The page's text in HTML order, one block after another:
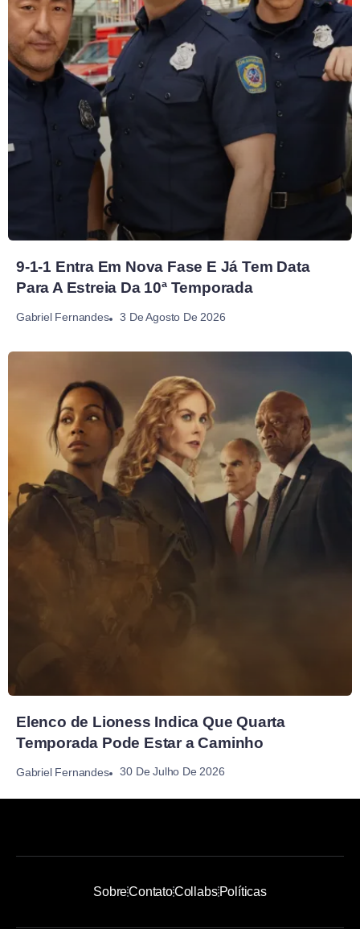
9-1-1 Entra Em Nova Fase E Já Tem Data
Para A Estreia Da 10ª Temporada
Gabriel Fernandes 3 De Agosto De 2026
Elenco de Lioness Indica Que Quarta
Temporada Pode Estar a Caminho
Gabriel Fernandes 30 De Julho De 2026
SobreContatoCollabsPolíticas